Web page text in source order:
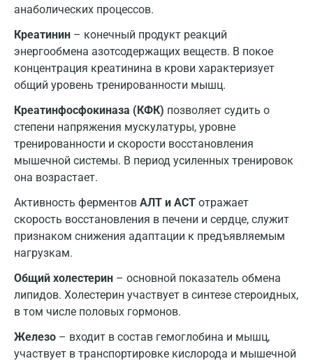
анаболических процессов.
Креатинин – конечный продукт реакций
энергообмена азотсодержащих веществ. В покое
концентрация креатинина в крови характеризует
общий уровень тренированности мышц.
Креатинфосфокиназа (КФК) позволяет судить о
степени напряжения мускулатуры, уровне
тренированности и скорости восстановления
мышечной системы. В период усиленных тренировок
она возрастает.
Активность ферментов АЛТ и АСТ отражает
скорость восстановления в печени и сердце, служит
признаком снижения адаптации к предъявляемым
нагрузкам.
Общий холестерин – основной показатель обмена
липидов. Холестерин участвует в синтезе стероидных,
в том числе половых гормонов.
Железо – входит в состав гемоглобина и мышц,
участвует в транспортировке кислорода и мышечной
Жуковский
Звенигород
Зеленоград
Ивантеевка
Ижевск
Истра
Йошкар-Ола
Калининград
Кемерово
Ковров
Коломна